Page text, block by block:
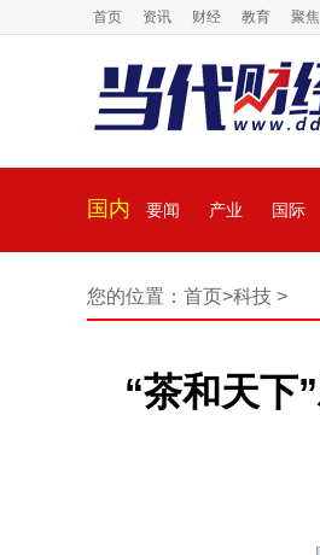
首页 资讯 财经 教育 聚焦
国内 要闻 产业 国际
您的位置： 首页>科技 >
“茶和天下